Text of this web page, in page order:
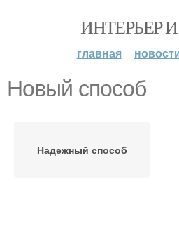
ИНТЕРЬЕР
главная
Новый способ
Надежный способ